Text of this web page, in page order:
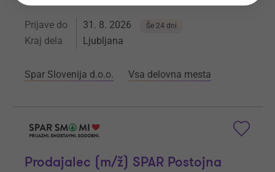
Prijave do 31. 8. 2026 Še 24 dni
Kraj dela Ljubljana
Spar Slovenija d.o.o. Vsa delovna mesta
Prodajalec (m/ž) SPAR Postojna